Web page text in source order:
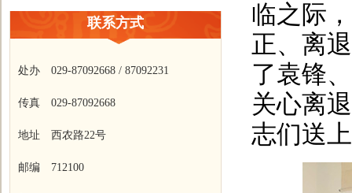
联系方式
处办 029-87092668 / 87092231
传真 029-87092668
地址 西农路22号
邮编 712100
临之际
正、离
了袁锋
关心离
志们送